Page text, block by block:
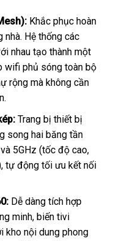
Khắc phục hoàn
nhà. Hệ thống các
nhau tạo thành một
wifi phủ sóng toàn bộ
rộng mà không cần
Trang bị thiết bị
song hai băng tần
5GHz (tốc độ cao,
tự động tối ưu kết nối
Dễ dàng tích hợp
minh, biến tivi
kho nội dung phong